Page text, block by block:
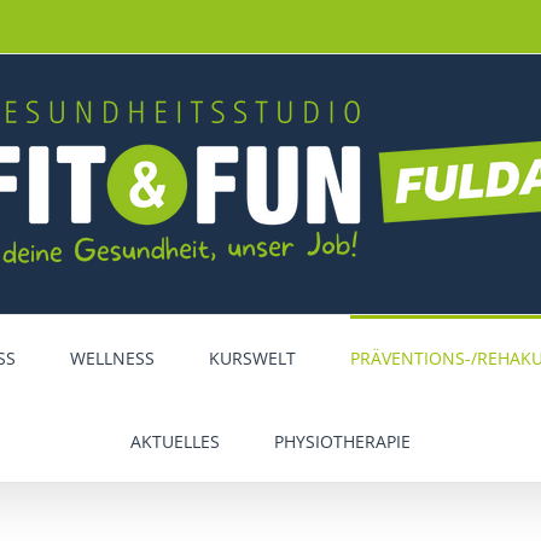
WELLNESS KURSWELT PRÄVENTIONS-/
AKTUELLES PHYSIOTHERAPIE